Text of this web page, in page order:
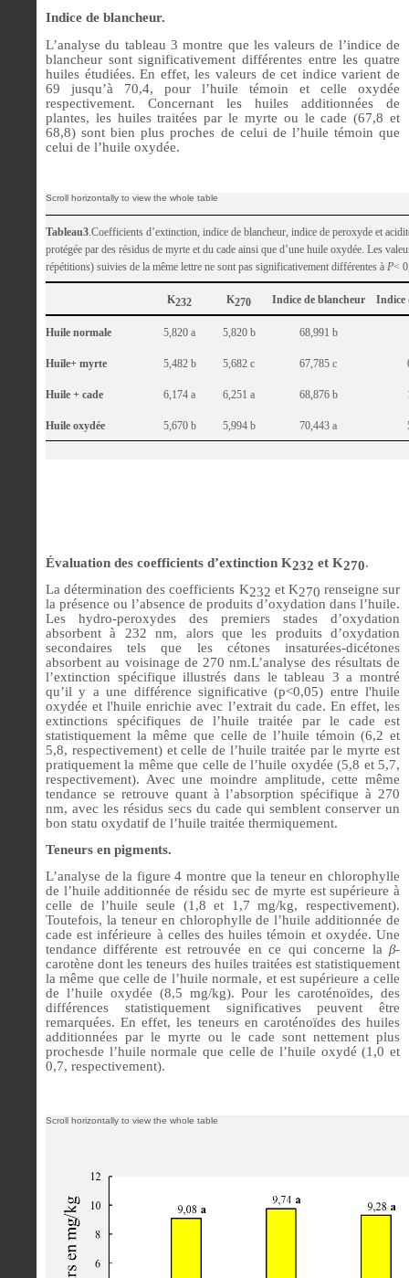
Indice de blancheur.
L’analyse du tableau 3 montre que les valeurs de l’indice de
blancheur sont significativement différentes entre les quatre
huiles étudiées. En effet, les valeurs de cet indice varient de
69 jusqu’à 70,4, pour l’huile témoin et celle oxydée
respectivement. Concernant les huiles additionnées de
plantes, les huiles traitées par le myrte ou le cade (67,8 et
68,8) sont bien plus proches de celui de l’huile témoin que
celui de l’huile oxydée.
Tableau3 .Coefficients d’extinction, indice de blancheur, indice de peroxyde et
protégée par des résidus de myrte et du cade ainsi que d’une huile oxydée. Les
répétitions) suivies de la même lettre ne sont pas significativement différentes à P<
K232 K270 Indice de blancheur Indice
Huile normale 5,820 a 5,820 b 68,991 b
Huile+ myrte 5,482 b 5,682 c 67,785 c
Huile + cade 6,174 a 6,251 a 68,876 b
Huile oxydée 5,670 b 5,994 b 70,443 a
Évaluation des coefficients d’extinction K232 et K270.
La détermination des coefficients K232 et K270 renseigne sur
la présence ou l’absence de produits d’oxydation dans l’huile.
Les hydro-peroxydes des premiers stades d’oxydation
absorbent à 232 nm, alors que les produits d’oxydation
secondaires tels que les cétones insaturées-dicétones
absorbent au voisinage de 270 nm.L’analyse des résultats de
l’extinction spécifique illustrés dans le tableau 3 a montré
qu’il y a une différence significative (p<0,05) entre l'huile
oxydée et l'huile enrichie avec l’extrait du cade. En effet, les
extinctions spécifiques de l’huile traitée par le cade est
statistiquement la même que celle de l’huile témoin (6,2 et
5,8, respectivement) et celle de l’huile traitée par le myrte est
pratiquement la même que celle de l’huile oxydée (5,8 et 5,7,
respectivement). Avec une moindre amplitude, cette même
tendance se retrouve quant à l’absorption spécifique à 270
nm, avec les résidus secs du cade qui semblent conserver un
bon statu oxydatif de l’huile traitée thermiquement.
Teneurs en pigments.
L’analyse de la figure 4 montre que la teneur en chlorophylle
de l’huile additionnée de résidu sec de myrte est supérieure à
celle de l’huile seule (1,8 et 1,7 mg/kg, respectivement).
Toutefois, la teneur en chlorophylle de l’huile additionnée de
cade est inférieure à celles des huiles témoin et oxydée. Une
tendance différente est retrouvée en ce qui concerne la β-
carotène dont les teneurs des huiles traitées est statistiquement
la même que celle de l’huile normale, et est supérieure a celle
de l’huile oxydée (8,5 mg/kg). Pour les caroténoïdes, des
différences statistiquement significatives peuvent être
remarquées. En effet, les teneurs en caroténoïdes des huiles
additionnées par le myrte ou le cade sont nettement plus
prochesde l’huile normale que celle de l’huile oxydé (1,0 et
0,7, respectivement).